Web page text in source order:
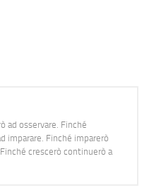
ad osservare. Finché
imparare. Finché imparerò
crescerò continuerò a